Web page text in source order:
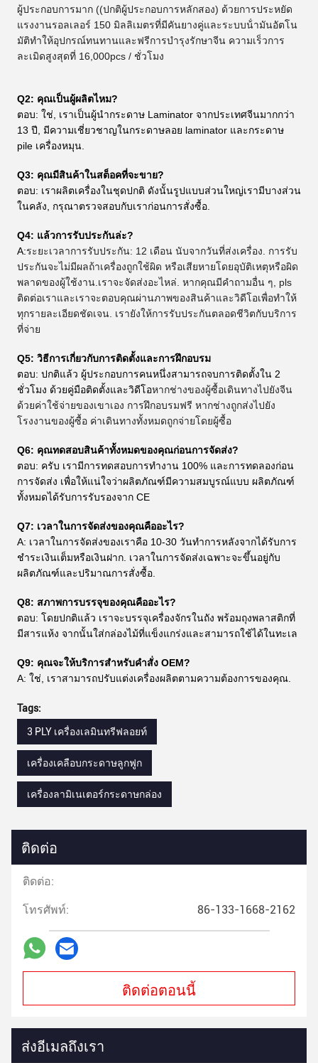
ผู้ประกอบการมาก ((ปกติผู้ประกอบการหลักสอง) ด้วยการประหยัด
แรงงานรอลเลอร์ 150 มิลลิเมตรที่มีคันยางคู่และระบบน้ํามันอัตโน
มัติทําให้อุปกรณ์ทนทานและฟรีการบํารุงรักษาจีน ความเร็วการ
ละเมิดสูงสุดที่ 16,000pcs / ชั่วโมง
Q2: คุณเป็นผู้ผลิตไหม?
ตอบ: ใช่, เราเป็นผู้นํากระดาษ Laminator จากประเทศจีนมากกว่า
13 ปี, มีความเชี่ยวชาญในกระดาษลอย laminator และกระดาษ
pile เครื่องหมุน.
Q3: คุณมีสินค้าในสต็อคที่จะขาย?
ตอบ: เราผลิตเครื่องในชุดปกติ ดังนั้นรูปแบบส่วนใหญ่เรามีบางส่วน
ในคลัง, กรุณาตรวจสอบกับเราก่อนการสั่งซื้อ.
Q4: แล้วการรับประกันล่ะ?
A:ระยะเวลาการรับประกัน: 12 เดือน นับจากวันที่ส่งเครื่อง. การรับ
ประกันจะไม่มีผลถ้าเครื่องถูกใช้ผิด หรือเสียหายโดยอุบัติเหตุหรือผิด
พลาดของผู้ใช้งาน.เราจะจัดส่งอะไหล่. หากคุณมีคําถามอื่น ๆ, pls
ติดต่อเราและเราจะตอบคุณผ่านภาพของสินค้าและวิดีโอเพื่อทําให้
ทุกรายละเอียดชัดเจน. เรายังให้การรับประกันตลอดชีวิตกับบริการ
ที่จ่าย
Q5: วิธีการเกี่ยวกับการติดตั้งและการฝึกอบรม
ตอบ: ปกติแล้ว ผู้ประกอบการคนหนึ่งสามารถจบการติดตั้งใน 2
ชั่วโมง ด้วยคู่มือติดตั้งและวิดีโอหากช่างของผู้ซื้อเดินทางไปยังจีน
ด้วยค่าใช้จ่ายของเขาเอง การฝึกอบรมฟรี หากช่างถูกส่งไปยัง
โรงงานของผู้ซื้อ ค่าเดินทางทั้งหมดถูกจ่ายโดยผู้ซื้อ
Q6: คุณทดสอบสินค้าทั้งหมดของคุณก่อนการจัดส่ง?
ตอบ: ครับ เรามีการทดสอบการทํางาน 100% และการทดลองก่อน
การจัดส่ง เพื่อให้แน่ใจว่าผลิตภัณฑ์มีความสมบูรณ์แบบ ผลิตภัณฑ์
ทั้งหมดได้รับการรับรองจาก CE
Q7: เวลาในการจัดส่งของคุณคืออะไร?
A: เวลาในการจัดส่งของเราคือ 10-30 วันทําการหลังจากได้รับการ
ชําระเงินเต็มหรือเงินฝาก. เวลาในการจัดส่งเฉพาะจะขึ้นอยู่กับ
ผลิตภัณฑ์และปริมาณการสั่งซื้อ.
Q8: สภาพการบรรจุของคุณคืออะไร?
ตอบ: โดยปกติแล้ว เราจะบรรจุเครื่องจักรในถัง พร้อมถุงพลาสติกที่
มีสารแห้ง จากนั้นใส่กล่องไม้ที่แข็งแกร่งและสามารถใช้ได้ในทะเล
Q9: คุณจะให้บริการสําหรับคําสั่ง OEM?
A: ใช่, เราสามารถปรับแต่งเครื่องผลิตตามความต้องการของคุณ.
Tags:
3 PLY เครื่องเลมินทรีฟลอยท์
เครื่องเคลือบกระดาษลูกฟูก
เครื่องลามิเนเตอร์กระดาษกล่อง
ติดต่อ
ติดต่อ:
โทรศัพท์: 86-133-1668-2162
ติดต่อตอนนี้
ส่งอีเมลถึงเรา